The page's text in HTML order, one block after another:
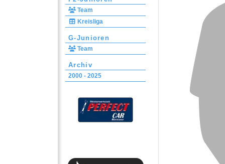
Team
Kreisliga
G-Junioren
Team
Archiv
2000 - 2025